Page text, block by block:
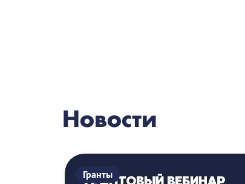
Новости
Гранты